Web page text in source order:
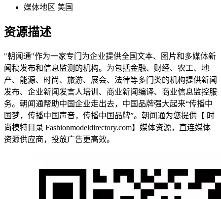
媒体地区 美国
资源描述
"朝闻通"作为一家专门为企业提供全国文本、图片和多媒体新
闻稿发布和信息监测的机构。为包括金融、财经、农工、地
产、能源、时尚、旅游、展会、法律等多门类的机构提供新闻
发布、企业新闻发言人培训、商业新闻编译、商业信息监控服
务。朝闻通帮助中国企业走出去，中国品牌强大起来“传播中
国梦，传播中国声音，传播中国品牌”。朝闻通为您提供【 时
尚模特目录 Fashionmodeldirectory.com】媒体资源，直连媒体
资源供应商，投放广告更高效。